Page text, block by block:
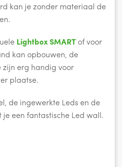
kan je zonder materiaal de
LightboxSMART of voor
kan opbouwen, de
zijn erg handig voor
plaatse.
de ingewerkte Leds en de
een fantastische Led wall.